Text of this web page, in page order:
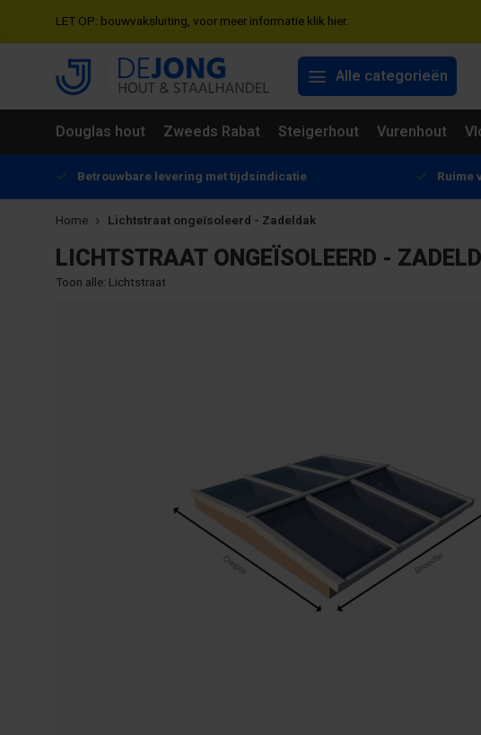
LET OP: bouwvaksluiting, voor meer informatie klik hier.
Alle categorieën
Douglas hout Zweeds Rabat Steigerhout Vurenhout
Betrouwbare levering met tijdsindicatie Ruime
Home Lichtstraat ongeïsoleerd - Zadeldak
LICHTSTRAAT ONGEÏSOLEERD -
Toon alle: Lichtstraat